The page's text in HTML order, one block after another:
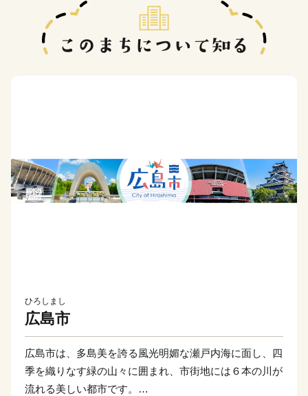
ひろしまし
広島市
広島市は、多島美を誇る風光明媚な瀬戸内海に面し、四
季を織りなす緑の山々に囲まれ、市街地には６本の川が
流れる美しい都市です。